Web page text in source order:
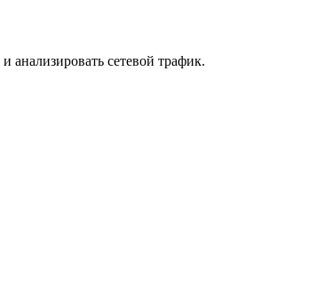
анализировать сетевой трафик.